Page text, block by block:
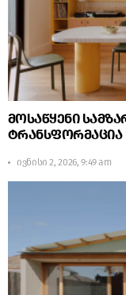
მოსაწყენი
ტრანსფორმაცია
ივნისი 2, 2026, 9:49 am